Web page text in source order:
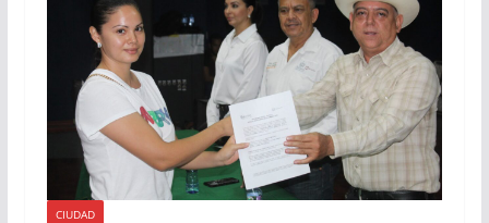
CIUDAD